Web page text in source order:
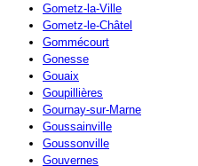
Gometz-la-Ville
Gometz-le-Châtel
Gommécourt
Gonesse
Gouaix
Goupillières
Gournay-sur-Marne
Goussainville
Goussonville
Gouvernes